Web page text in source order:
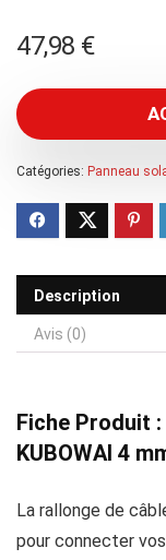
47,98 €
Catégories: Panneau
Description
Avis (0)
Fiche Produit
KUBOWAI 4
La rallonge de
pour connecter